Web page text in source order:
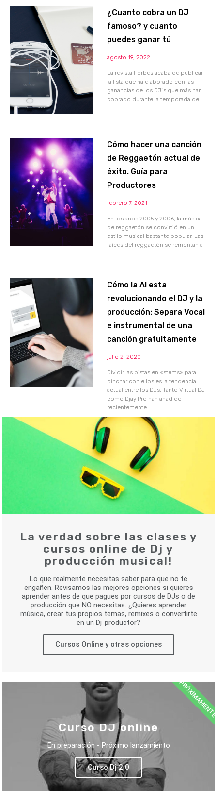
¿Cuanto cobra un DJ
famoso? y cuanto
puedes ganar tú
agosto 19, 2022
La revista Forbes acaba de publicar
la lista que ha elaborado con las
ganancias de los DJ´s que más han
cobrado durante la temporada del
Cómo hacer una canción
de Reggaetón actual de
éxito. Guía para
Productores
febrero 7, 2021
En los años 2005 y 2006, la música
de reggaetón se convirtió en un
estilo musical bastante popular. Las
raíces del reggaetón se remontan a
Cómo la AI esta
revolucionando el DJ y la
producción: Separa Vocal
e instrumental de una
canción gratuitamente
julio 2, 2020
Dividir las pistas en «stems» para
pinchar con ellos es la tendencia
actual entre los DJs. Tanto Virtual DJ
como Djay Pro han añadido
recientemente
La verdad sobre las clases y
cursos online de Dj y
producción musical!
Lo que realmente necesitas saber para que no te
engañen. Revisamos las mejores opciones si quieres
aprender antes de que pagues por cursos de DJs o de
producción que NO necesitas. ¿Quieres aprender
música, crear tus propios temas, remixes o convertirte
en un Dj-productor?
Cursos Online y otras opciones
Curso DJ online
En preparación - Próximo lanzamiento
Curso Dj 2.0